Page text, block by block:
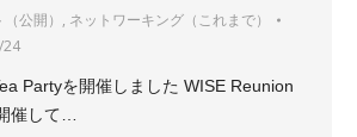
公開） , ネットワーキング（これまで）
24
Partyを開催しました WISE Reunion
催して…